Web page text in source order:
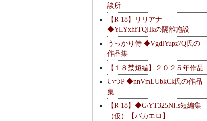
談所
【R-18】リリアナ
◆YLYxhfTQHkの隔離施設
うっかり侍 ◆VgdlYupz7Q氏の
作品集
【１８禁短編】２０２５年作品
いつP ◆nnVmLUbkCk氏の作品
集
【R-18】◆G/YT325NHs短編集
（仮）【バカエロ】